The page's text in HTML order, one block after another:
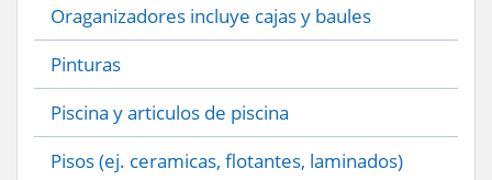
Oraganizadores incluye cajas y baules
Pinturas
Piscina y articulos de piscina
Pisos (ej. ceramicas, flotantes, laminados)